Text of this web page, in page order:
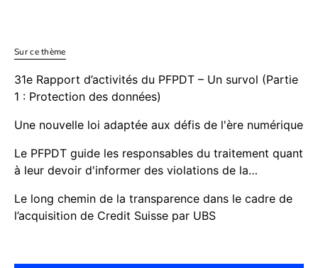
Sur ce thème
31e Rapport d’activités du PFPDT – Un survol (Partie
1 : Protection des données)
Une nouvelle loi adaptée aux défis de l'ère numérique
Le PFPDT guide les responsables du traitement quant
à leur devoir d'informer des violations de la…
Le long chemin de la transparence dans le cadre de
l’acquisition de Credit Suisse par UBS